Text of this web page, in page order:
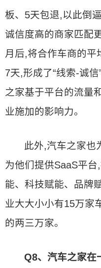
板、5天包退,以此倒
诚信度高的商家匹配
月后,将合作车商的平
7天,形成了“线索-诚
之家基于平台的流量
业施加的影响力。
此外,汽车之家也
为他们提供SaaS平
能、科技赋能、品牌
业大大小小有15万家
的两三万家。
Q8、汽车之家在